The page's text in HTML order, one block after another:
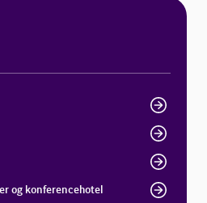
og konferencehotel